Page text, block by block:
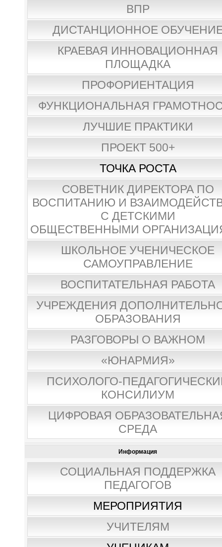
ВПР
ДИСТАНЦИОННОЕ
КРАЕВАЯ ИННОВАЦИОННАЯ
ПЛОЩАДКА
ПРОФОРИЕНТАЦИЯ
ФУНКЦИОНАЛЬНАЯ
ЛУЧШИЕ ПРАКТИКИ
ПРОЕКТ 500+
ТОЧКА РОСТА
СОВЕТНИК ДИРЕКТОРА ПО
ВОСПИТАНИЮ И
С ДЕТСКИМИ
ОБЩЕСТВЕННЫМИ
ШКОЛЬНОЕ УЧЕНИЧЕСКОЕ
САМОУПРАВЛЕНИЕ
ВОСПИТАТЕЛЬНАЯ РАБОТА
УЧРЕЖДЕНИЯ
ОБРАЗОВАНИЯ
РАЗГОВОРЫ О ВАЖНОМ
«ЮНАРМИЯ»
ПСИХОЛОГО-
КОНСИЛИУМ
ЦИФРОВАЯ
СРЕДА
Информация
СОЦИАЛЬНАЯ ПОДДЕРЖКА
ПЕДАГОГОВ
МЕРОПРИЯТИЯ
УЧИТЕЛЯМ